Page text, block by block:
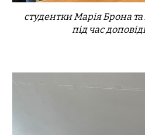
студенткиМарія Брона та
під час